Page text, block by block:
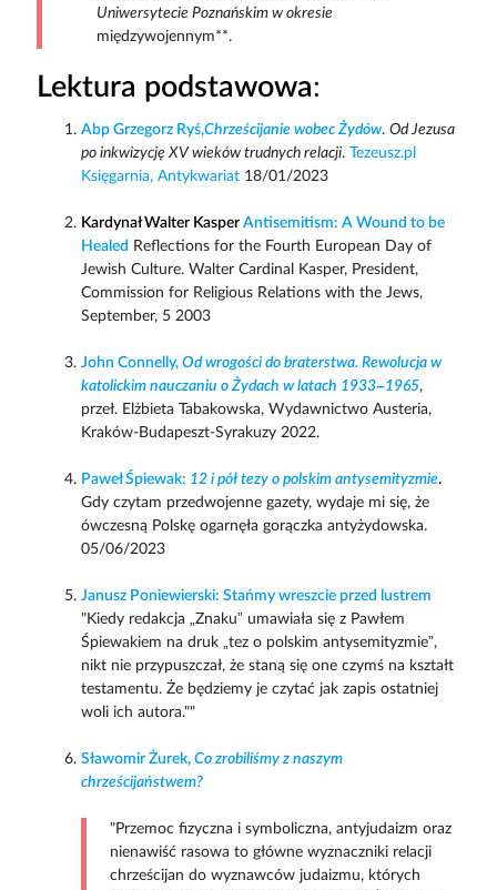
Uniwersytecie Poznańskim w okresie
międzywojennym**.
Lektura podstawowa:
Abp Grzegorz Ryś,Chrześcijanie wobec Żydów. Od Jezusa
po inkwizycję XV wieków trudnych relacji. Tezeusz.pl
Księgarnia, Antykwariat18/01/2023
Kardynał Walter Kasper Antisemitism: A Wound to be
Healed Reflections for the Fourth European Day of
Jewish Culture. Walter Cardinal Kasper, President,
Commission for Religious Relations with the Jews,
September, 5 2003
John Connelly, Od wrogości do braterstwa. Rewolucja w
katolickim nauczaniu o Żydach w latach 1933–1965,
przeł. Elżbieta Tabakowska, Wydawnictwo Austeria,
Kraków-Budapeszt-Syrakuzy 2022.
Paweł Śpiewak: 12 i pół tezy o polskim antysemityzmie.
Gdy czytam przedwojenne gazety, wydaje mi się, że
ówczesną Polskę ogarnęła gorączka antyżydowska.
05/06/2023
Janusz Poniewierski: Stańmy wreszcie przed lustrem
"Kiedy redakcja „Znaku” umawiała się z Pawłem
Śpiewakiem na druk „tez o polskim antysemityzmie”,
nikt nie przypuszczał, że staną się one czymś na kształt
testamentu. Że będziemy je czytać jak zapis ostatniej
woli ich autora.""
Sławomir Żurek, Co zrobiliśmy z naszym
chrześcijaństwem?
"Przemoc fizyczna i symboliczna, antyjudaizm oraz
nienawiść rasowa to główne wyznaczniki relacji
chrześcijan do wyznawców judaizmu, których